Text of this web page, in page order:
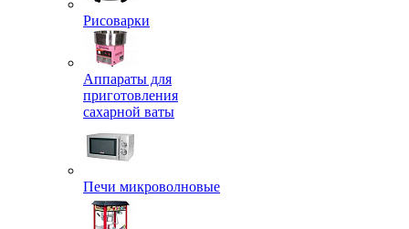
Рисоварки
Аппараты для
приготовления
сахарной ваты
Печи микроволновые